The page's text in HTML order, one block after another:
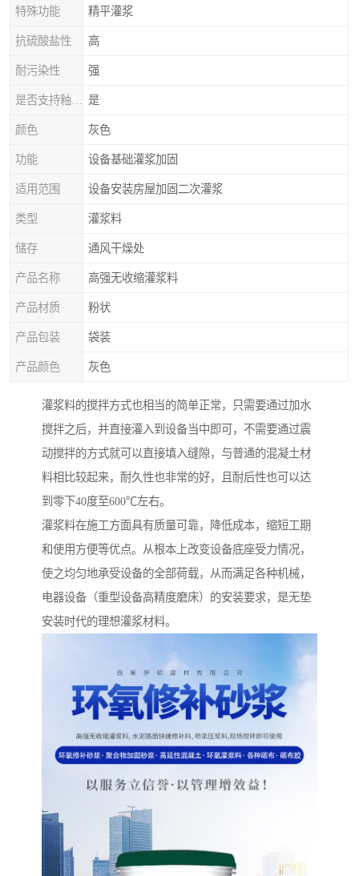
特殊功能 精平灌浆
抗硫酸盐性 高
耐污染性 强
是
颜色 灰色
功能 设备基础灌浆加固
适用范围 设备安装房屋加固二次灌浆
类型 灌浆料
储存 通风干燥处
产品名称 高强无收缩灌浆料
产品材质 粉状
产品包装 袋装
产品颜色 灰色
灌浆料的搅拌方式也相当的简单正常，只需要通过加水
搅拌之后，并直接灌入到设备当中即可，不需要通过震
动搅拌的方式就可以直接填入缝隙，与普通的混凝土材
料相比较起来，耐久性也非常的好，且耐后性也可以达
到零下40度至600℃左右。
灌浆料在施工方面具有质量可靠，降低成本，缩短工期
和使用方便等优点。从根本上改变设备底座受力情况，
使之均匀地承受设备的全部荷载，从而满足各种机械，
电器设备（重型设备高精度磨床）的安装要求，是无垫
安装时代的理想灌浆材料。